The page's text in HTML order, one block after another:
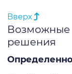
Вверх
Возможные
решения